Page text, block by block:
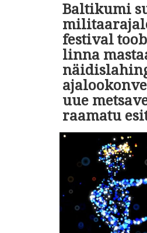
Baltikumi
festival
linna
uue
raamatu